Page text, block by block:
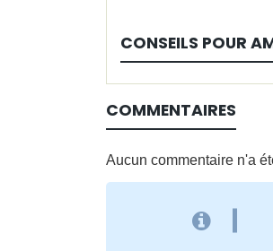
CONSEILS POUR
COMMENTAIRES
Aucun commentaire n'a